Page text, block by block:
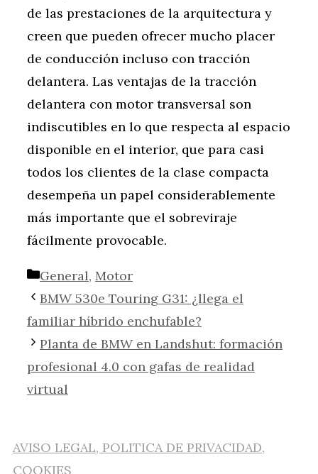
de las prestaciones de la arquitectura y
creen que pueden ofrecer mucho placer
de conducción incluso con tracción
delantera. Las ventajas de la tracción
delantera con motor transversal son
indiscutibles en lo que respecta al espacio
disponible en el interior, que para casi
todos los clientes de la clase compacta
desempeña un papel considerablemente
más importante que el sobreviraje
fácilmente provocable.
Categorías
General, Motor
BMW 530e Touring G31: ¿llega el
familiar híbrido enchufable?
Planta de BMW en Landshut: formación
profesional 4.0 con gafas de realidad
virtual
AVISO LEGAL, POLITICA DE PRIVACIDAD,
COOKIES